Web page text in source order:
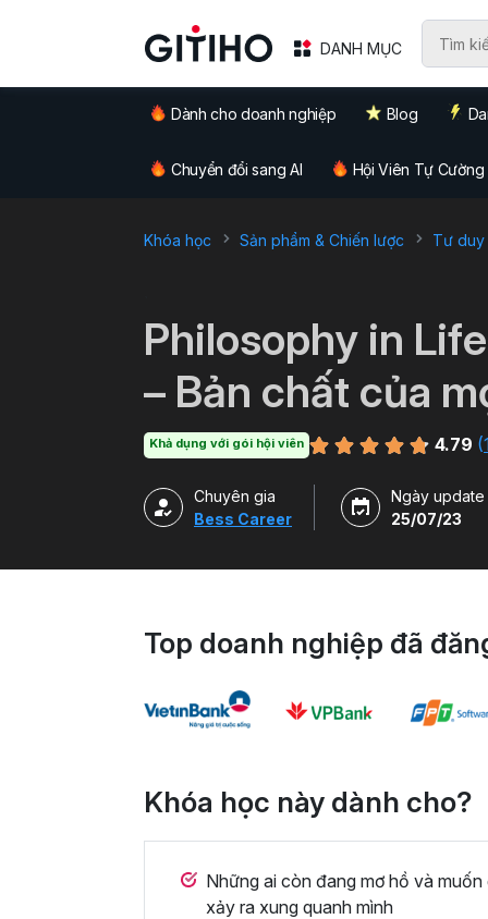
DANH MỤC
Dành cho doanh nghiệp Blog
Chuyển đổi sang AI Hội Viên Tự Cường
Khóa học Sản phẩm & Chiến lược Tư duy
Philosophy in
– Bản chất của
Khả dụng với gói hội viên 4.79 (
Chuyên gia
Bess Career
Ngày update
25/07/23
Top doanh nghiệp đã
Khóa học này dành cho?
Những ai còn đang mơ hồ và
xảy ra xung quanh mình